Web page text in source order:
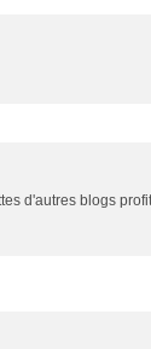
d'autres blogs